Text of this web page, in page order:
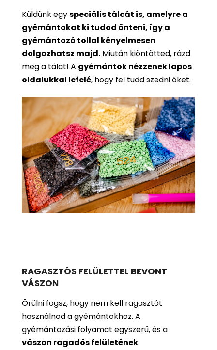
Küldünk egyspeciális tálcát is, amelyre a
gyémántokat ki tudod önteni, így a
gyémántozó tollal kényelmesen
dolgozhatsz majd. Miután kiöntötted, rázd
meg a tálat! A gyémántok nézzenek lapos
oldalukkal lefelé, hogy fel tudd szedni őket.
RAGASZTÓS FELÜLETTEL BEVONT
VÁSZON
Örülni fogsz, hogy nem kell ragasztót
használnod a gyémántokhoz. A
gyémántozási folyamat egyszerű, és a
vászon ragadós felületének